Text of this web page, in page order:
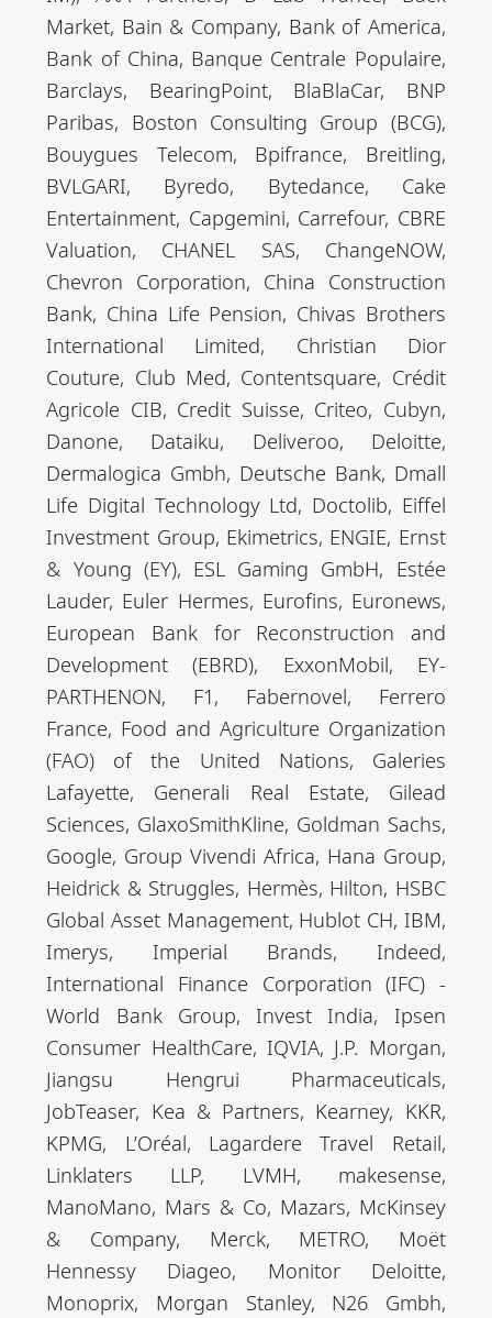
Market, Bain & Company, Bank of America,
Bank of China, Banque Centrale Populaire,
Barclays, BearingPoint, BlaBlaCar, BNP
Paribas, Boston Consulting Group (BCG),
Bouygues Telecom, Bpifrance, Breitling,
BVLGARI, Byredo, Bytedance, Cake
Entertainment, Capgemini, Carrefour, CBRE
Valuation, CHANEL SAS, ChangeNOW,
Chevron Corporation, China Construction
Bank, China Life Pension, Chivas Brothers
International Limited, Christian Dior
Couture, Club Med, Contentsquare, Crédit
Agricole CIB, Credit Suisse, Criteo, Cubyn,
Danone, Dataiku, Deliveroo, Deloitte,
Dermalogica Gmbh, Deutsche Bank, Dmall
Life Digital Technology Ltd, Doctolib, Eiffel
Investment Group, Ekimetrics, ENGIE, Ernst
& Young (EY), ESL Gaming GmbH, Estée
Lauder, Euler Hermes, Eurofins, Euronews,
European Bank for Reconstruction and
Development (EBRD), ExxonMobil, EY-
PARTHENON, F1, Fabernovel, Ferrero
France, Food and Agriculture Organization
(FAO) of the United Nations, Galeries
Lafayette, Generali Real Estate, Gilead
Sciences, GlaxoSmithKline, Goldman Sachs,
Google, Group Vivendi Africa, Hana Group,
Heidrick & Struggles, Hermès, Hilton, HSBC
Global Asset Management, Hublot CH, IBM,
Imerys, Imperial Brands, Indeed,
International Finance Corporation (IFC) -
World Bank Group, Invest India, Ipsen
Consumer HealthCare, IQVIA, J.P. Morgan,
Jiangsu Hengrui Pharmaceuticals,
JobTeaser, Kea & Partners, Kearney, KKR,
KPMG, L’Oréal, Lagardere Travel Retail,
Linklaters LLP, LVMH, makesense,
ManoMano, Mars & Co, Mazars, McKinsey
& Company, Merck, METRO, Moët
Hennessy Diageo, Monitor Deloitte,
Monoprix, Morgan Stanley, N26 Gmbh,